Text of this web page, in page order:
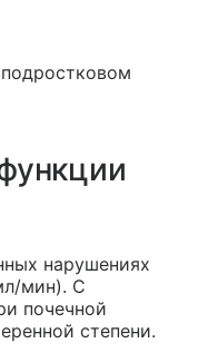
нарушениях
мин). С
почечной
степени.